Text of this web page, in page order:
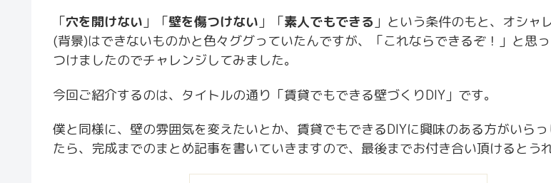
「穴を開けない」「壁を傷つけない」「素人でもできる」という条件のもと、オシャ
(背景)はできないものかと色々ググっていたんですが、「これならできるぞ！」と思
つけましたのでチャレンジしてみました。
今回ご紹介するのは、タイトルの通り「賃貸でもできる壁づくりDIY」です。
僕と同様に、壁の雰囲気を変えたいとか、賃貸でもできるDIYに興味のある方がいら
たら、完成までのまとめ記事を書いていきますので、最後までお付き合い頂けるとうれ